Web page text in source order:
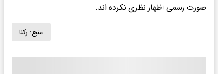
صورت رسمی اظهار نظری نکرده اند.
منبع: رکنا